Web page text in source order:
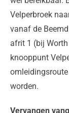
Velperbroek
vanaf de
afrit 1 (bij
knooppunt
worden.
Vervangen